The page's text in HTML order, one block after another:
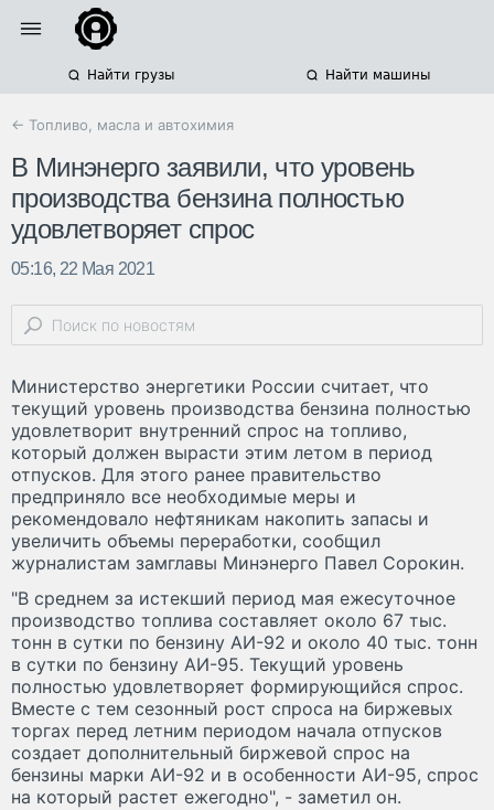
Найти грузы Найти машины
← Топливо, масла и автохимия
В Минэнерго заявили, что уровень
производства бензина полностью
удовлетворяет спрос
05:16, 22 Мая 2021
Министерство энергетики России считает, что
текущий уровень производства бензина полностью
удовлетворит внутренний спрос на топливо,
который должен вырасти этим летом в период
отпусков. Для этого ранее правительство
предприняло все необходимые меры и
рекомендовало нефтяникам накопить запасы и
увеличить объемы переработки, сообщил
журналистам замглавы Минэнерго Павел Сорокин.
"В среднем за истекший период мая ежесуточное
производство топлива составляет около 67 тыс.
тонн в сутки по бензину АИ-92 и около 40 тыс. тонн
в сутки по бензину АИ-95. Текущий уровень
полностью удовлетворяет формирующийся спрос.
Вместе с тем сезонный рост спроса на биржевых
торгах перед летним периодом начала отпусков
создает дополнительный биржевой спрос на
бензины марки АИ-92 и в особенности АИ-95, спрос
на который растет ежегодно", - заметил он.